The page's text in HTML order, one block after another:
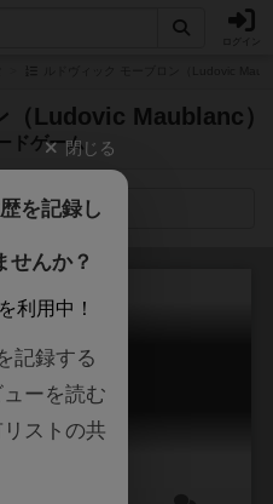
（Ludovic Maublanc）
ドゲーム
ニュー
ウルス
閉じる
を記録し
せんか？
利用中！
記録する
ーを読む
ストの共